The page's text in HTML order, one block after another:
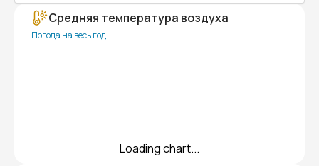
Средняя температура воздуха
Погода на весь год
Loading chart...